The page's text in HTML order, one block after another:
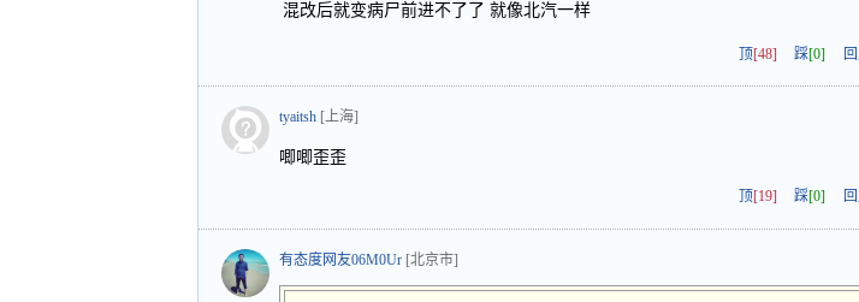
混改后就变病尸前进不了了 就像北汽一样
顶[48] 踩[0]
tyaitsh [上海]
唧唧歪歪
顶[19] 踩[0]
有态度网友06M0Ur [北京市]